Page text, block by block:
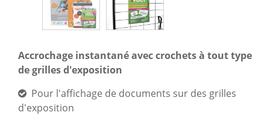
Accrochage instantané avec crochets à tout type
de grilles d'exposition
Pour l'affichage de documents sur des grilles
d'exposition